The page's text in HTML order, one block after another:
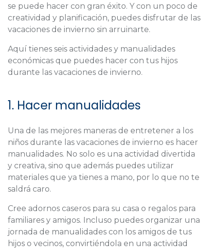
se puede hacer con gran éxito. Y con un poco de
creatividad y planificación, puedes disfrutar de las
vacaciones de invierno sin arruinarte.
Aquí tienes seis actividades y manualidades
económicas que puedes hacer con tus hijos
durante las vacaciones de invierno.
1. Hacer manualidades
Una de las mejores maneras de entretener a los
niños durante las vacaciones de invierno es hacer
manualidades. No solo es una actividad divertida
y creativa, sino que además puedes utilizar
materiales que ya tienes a mano, por lo que no te
saldrá caro.
Cree adornos caseros para su casa o regalos para
familiares y amigos. Incluso puedes organizar una
jornada de manualidades con los amigos de tus
hijos o vecinos, convirtiéndola en una actividad